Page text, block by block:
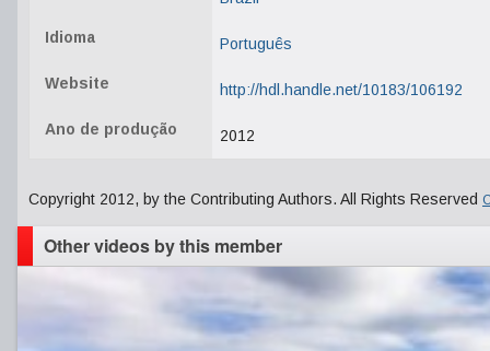
Idioma Português
Website http://hdl.handle.net/10183/106192
Ano de produção 2012
Copyright 2012, by the Contributing Authors. All Rights Reserved
Other videos by this member